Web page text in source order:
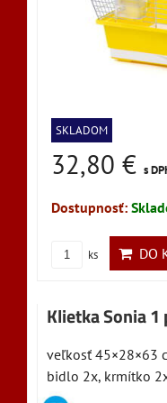
SKLADOM
32,80 € s
Dostupnosť:
ks DO
Klietka Sonia 1
veľkosť 45×28×63
bidlo 2x, krmítko